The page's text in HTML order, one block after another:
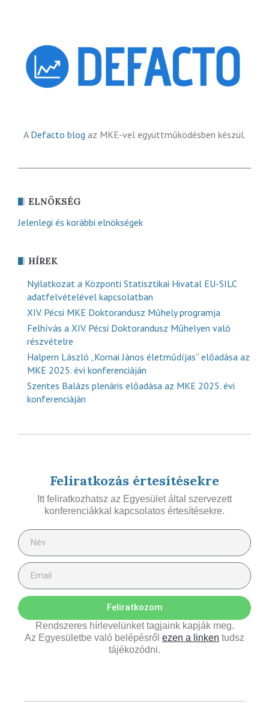
A Defacto blog az MKE-vel együttműködésben készül.
ELNÖKSÉG
Jelenlegi és korábbi elnökségek
HÍREK
Nyilatkozat a Központi Statisztikai Hivatal EU-SILC
adatfelvételével kapcsolatban
XIV. Pécsi MKE Doktorandusz Műhely programja
Felhívás a XIV. Pécsi Doktorandusz Műhelyen való
részvételre
Halpern László „Kornai János életműdíjas” előadása az
MKE 2025. évi konferenciáján
Szentes Balázs plenáris előadása az MKE 2025. évi
konferenciáján
Feliratkozás értesítésekre
Itt feliratkozhatsz az Egyesület által szervezett
konferenciákkal kapcsolatos értesítésekre.
Feliratkozom
Rendszeres hírlevelünket tagjaink kapják meg.
Az Egyesületbe való belépésről ezen a linken tudsz
tájékozódni.